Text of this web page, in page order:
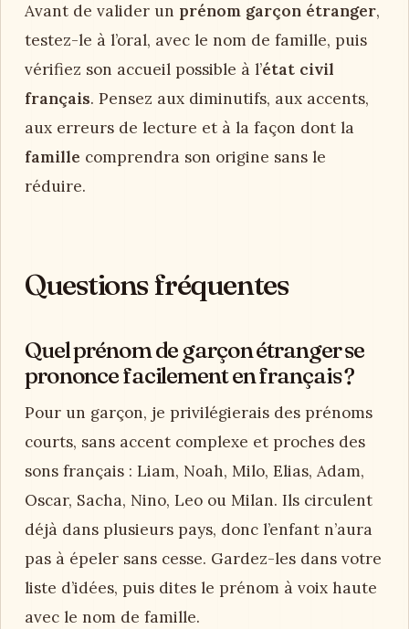
Avant de valider un prénom garçon étranger,
testez-le à l’oral, avec le nom de famille, puis
vérifiez son accueil possible à l’état civil
français. Pensez aux diminutifs, aux accents,
aux erreurs de lecture et à la façon dont la
famille comprendra son origine sans le
réduire.
Questions fréquentes
Quel prénom de garçon étranger se
prononce facilement en français ?
Pour un garçon, je privilégierais des prénoms
courts, sans accent complexe et proches des
sons français : Liam, Noah, Milo, Elias, Adam,
Oscar, Sacha, Nino, Leo ou Milan. Ils circulent
déjà dans plusieurs pays, donc l’enfant n’aura
pas à épeler sans cesse. Gardez-les dans votre
liste d’idées, puis dites le prénom à voix haute
avec le nom de famille.